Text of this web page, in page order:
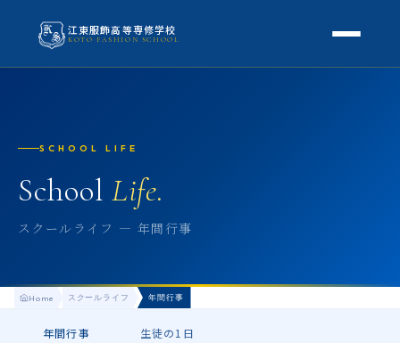
江東服飾高等専修学校
KOTO FASHION SCHOOL
高等専修学校とは
地方学生の方へ
よくある質問
授業内容
校外学習・特別授業
スクールライフ
年間行事
KOTO COLLECTION
進路
入学案内
募集要項
SCHOOL LIFE
SchoolLife.
スクールライフ ― 年間行事
Home スクールライフ 年間行事
年間行事 生徒の1日